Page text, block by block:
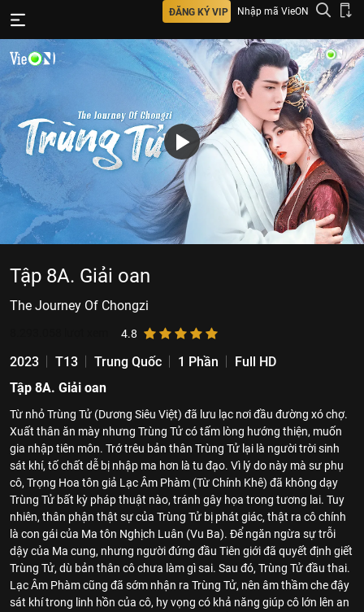
ĐĂNG KÝ VIP Nhập mã VieON
Tập 8A. Giải oan
The Journey Of Chongzi
4.8
2023 T13 Trung Quốc 1 Phần
Full HD
Tập 8A. Giải oan
Từ nhỏ Trùng Tử (Dương Siêu Việt) đã lưu lạc nơi đầu đường xó chợ.
Xuất thân ăn mày nhưng Trùng Tử có tấm lòng hướng thiện, muốn
gia nhập tiên môn. Trớ trêu bản thân Trùng Tử lại là người trời sinh
sát khí, tố chất dễ bị nhập ma hơn là tu đạo. Vì lý do này mà sư phụ
cô, Trọng Hoa tôn giả Lạc Âm Phàm (Từ Chính Khê) đã không dạy
Trùng Tử bất kỳ pháp thuật nào, tránh gây họa trong tương lai. Tuy
nhiên, thân phận thật sự của Trùng Tử bị phát giác, thật ra cô chính
là con gái của Ma tôn Nghịch Luân (Vu Ba). Để ngăn ngừa sự trỗi
dậy của Ma cung, nhưng người đứng đầu Tiên giới đã quyết định giết
Trùng Tử, dù bản thân cô chưa làm gì sai. Sau đó, Trùng Tử đầu thai.
Lạc Âm Phàm cũng đã sớm nhận ra Trùng Tử, nên âm thầm che đậy
sát khí trong linh hồn của cô, hy vọng có khả năng giúp cô lớn lên an